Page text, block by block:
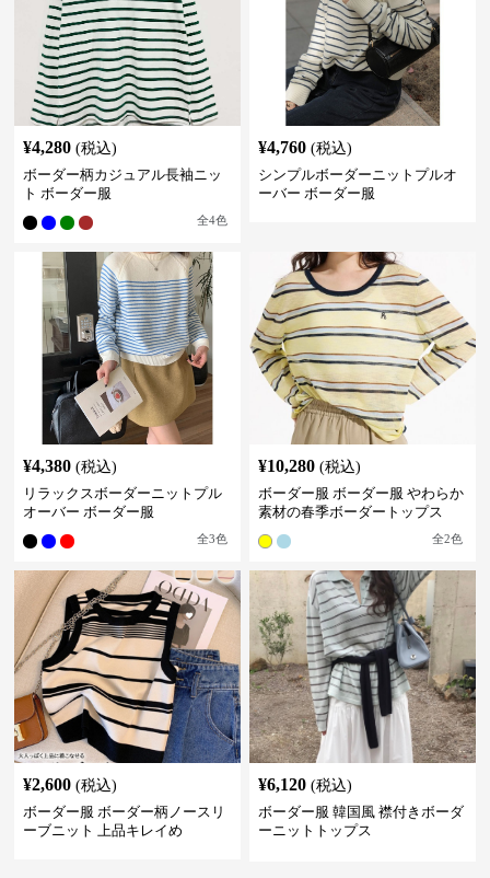
¥4,280 (税込)
ボーダー柄カジュアル長袖ニッ
ト ボーダー服
全4色
¥4,760 (税込)
シンプルボーダーニットプルオ
ーバー ボーダー服
¥4,380 (税込)
リラックスボーダーニットプル
オーバー ボーダー服
全3色
¥10,280 (税込)
ボーダー服 ボーダー服 やわらか
素材の春季ボーダートップス
全2色
¥2,600 (税込)
ボーダー服 ボーダー柄ノースリ
ーブニット 上品キレイめ
¥6,120 (税込)
ボーダー服 韓国風 襟付きボーダ
ーニットトップス